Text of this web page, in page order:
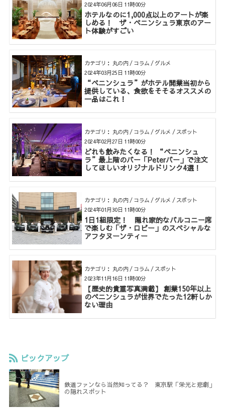
ホテルなのに1,000点以上のアートが楽
しめる！ ザ・ペニンシュラ東京のアー
ト体験がすごい
2024年06月06日 11時00分
カテゴリ： 丸の内 / コラム / グルメ
“ペニンシュラ”がホテル開業当初から
提供している、食欲をそそるオススメの
一品はこれ！
2024年03月25日 11時00分
カテゴリ： 丸の内 / コラム / グルメ / スポット
どれも飲みたくなる！ “ペニンシュ
ラ”最上階のバー「Peterバー」で注文
してほしいオリジナルドリンク4選！
2024年02月27日 11時00分
カテゴリ： 丸の内 / コラム / グルメ / スポット
1日1組限定！ 隠れ家的なバルコニー席
で楽しむ「ザ・ロビー」のスペシャルな
アフタヌーンティー
2024年01月30日 11時00分
カテゴリ： 丸の内 / コラム / スポット
【歴史的貴重写真満載】 創業150年以上
のペニンシュラが世界でたった12軒しか
ない理由
2023年11月16日 11時00分
ピックアップ
鉄道ファンなら当然知ってる？ 東京駅「栄光と悲劇」
の隠れスポット